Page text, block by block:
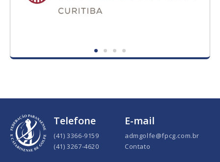
Telefone
(41) 3366-9159
(41) 3267-4620
E-mail
admgolfe@fpcg.com.br
Contato